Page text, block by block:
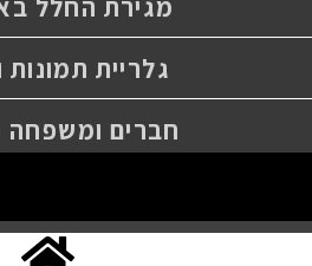
גלריית תמונות
חברים ומשפחה